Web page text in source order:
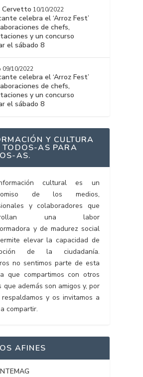
Cervetto 10/10/2022
celebra el ‘Arroz Fest’
de chefs,
y un concurso
el sábado 8
09/10/2022
celebra el ‘Arroz Fest’
de chefs,
y un concurso
el sábado 8
Y CULTURA
TODOS-AS PARA
AS.
cultural es un
de los medios,
y colaboradores que
una labor
y de madurez social
elevar la capacidad de
de la ciudadanía.
no sentimos parte de esta
que compartimos con otros
que además son amigos y, por
y os invitamos a
compartir.
AFINES